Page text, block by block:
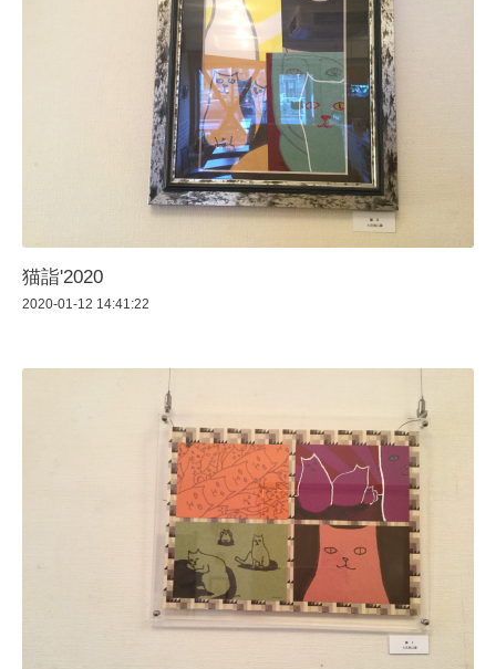
猫詣'2020
2020-01-12 14:41:22